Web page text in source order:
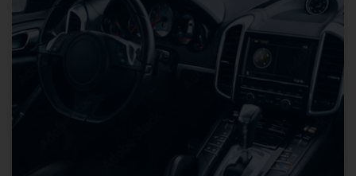
Modularität als Erfolgsfaktor zur Beschleunigung der
Entwicklung und Produktion von Elektromotoren.